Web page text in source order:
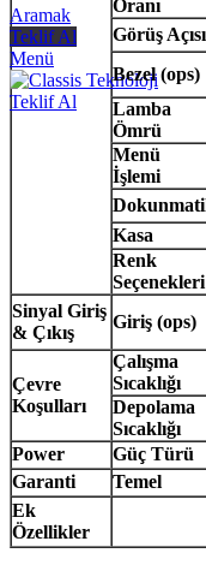
Aramak
Teklif Al
Menü
Teklif Al
Oranı
Görüş Açısı
Bezel (ops)
Lamba
Ömrü
Menü
İşlemi
Kasa
Renk
Seçenekleri
Sinyal Giriş
& Çıkış
Giriş (ops)
Çevre
Koşulları
Çalışma
Sıcaklığı
Depolama
Sıcaklığı
Power
Güç Türü
Garanti
Temel
Ek
Özellikler